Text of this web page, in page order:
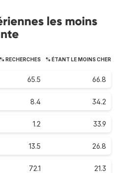
les moins
% RECHERCHES % ÉTANT LE MOINS CHER
65.5 66.8
8.4 34.2
1.2 33.9
13.5 26.8
72.1 21.3